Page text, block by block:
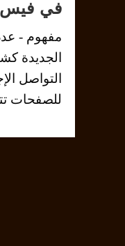
في
مفهوم -
الجديدة
التواصل
للصفحات